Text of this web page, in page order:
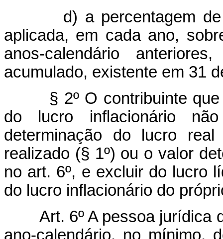
d) a percentagem de
aplicada, em cada ano,
anos-calendário
acumulado, existente em 31
§ 2º O contribuinte
do lucro inflacionário
determinação do lucro
realizado (§ 1º) ou o valor
no art. 6º, e excluir do lucro
do lucro inflacionário do
Art. 6º A pessoa jurídica
ano-calendário, no mínimo,